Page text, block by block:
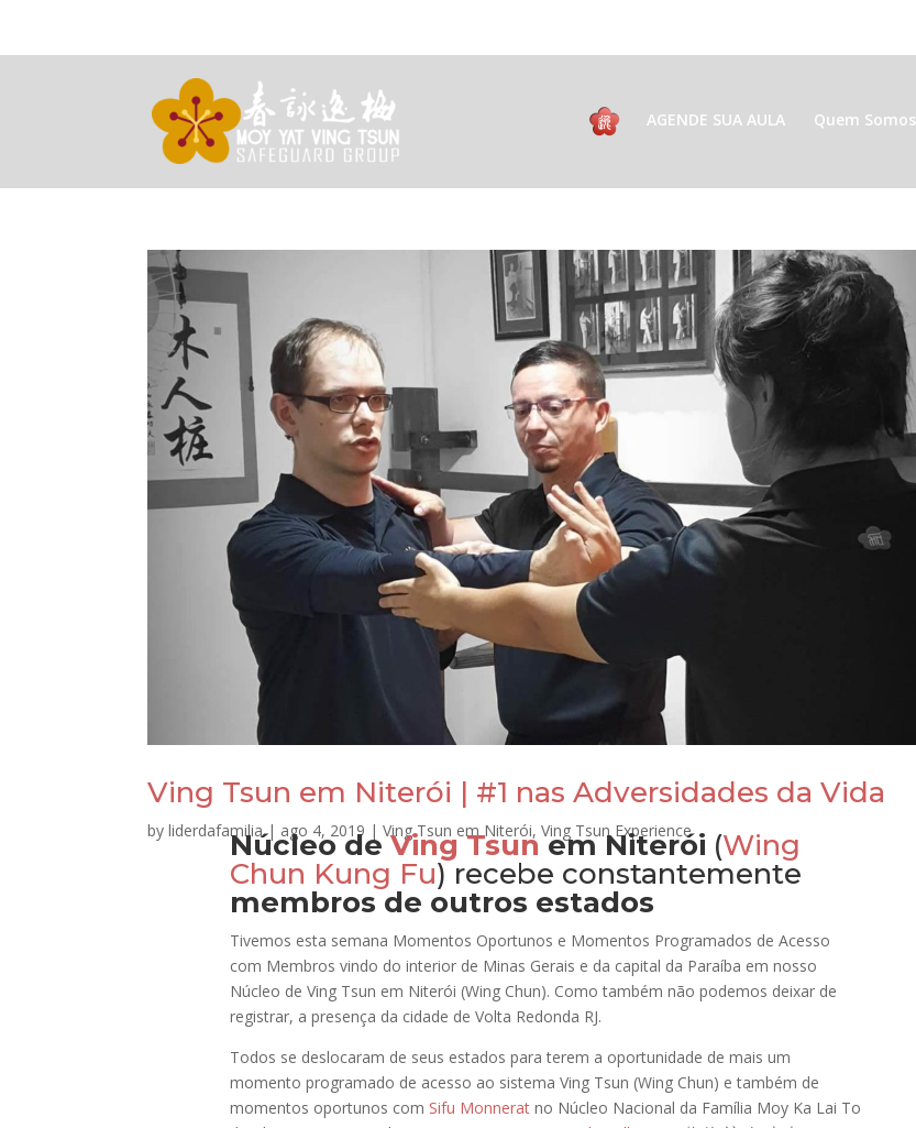
AGENDE SUA AULA Quem Somos
Ving Tsun em Niterói | #1 nas Adversidades da Vida
byliderdafamilia| ago 4, 2019 |Ving Tsun em Niterói,Ving Tsun Experience
Núcleo deVing Tsunem Niterói (Wing
Chun Kung Fu) recebe constantemente
membros de outros estados
Tivemos esta semana Momentos Oportunos e Momentos Programados de Acesso
com Membros vindo do interior de Minas Gerais e da capital da Paraíba em nosso
Núcleo de Ving Tsun em Niterói (Wing Chun). Como também não podemos deixar de
registrar, a presença da cidade de Volta Redonda RJ.
Todos se deslocaram de seus estados para terem a oportunidade de mais um
momento programado de acesso ao sistema Ving Tsun (Wing Chun) e também de
momentos oportunos com Sifu Monnerat no Núcleo Nacional da Família Moy Ka Lai To